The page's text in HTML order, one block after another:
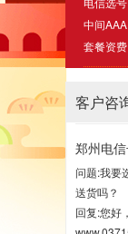
中间AAA
套餐资费
客户咨
郑州电
问题:我要
送货吗？
回复:您好